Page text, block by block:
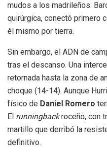
mudos a los madrileños.
quirúrgica, conectó primero
él mismo por tierra.
Sin embargo, el ADN de
tras el descanso. Una
retornada hasta la zona de
choque (14-14). Aunque
físico de Daniel Romero
El runningbackroceño, con
martillo que derribó la
definitivo.